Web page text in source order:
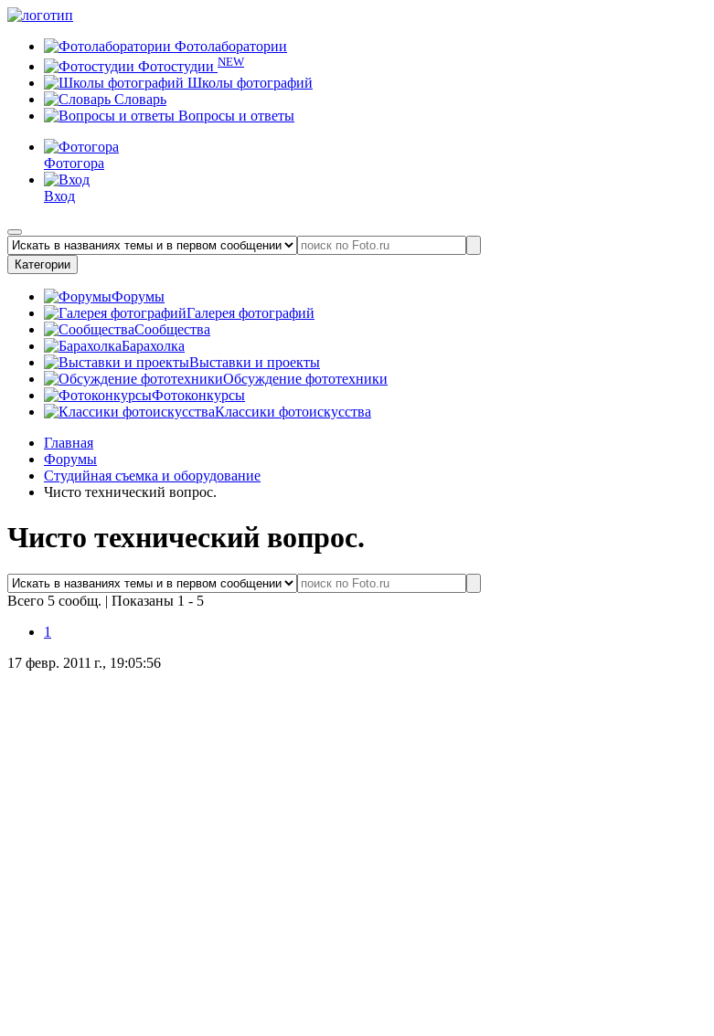
Фотолаборатории
Фотостудии NEW
Школы фотографий
Словарь
Вопросы и ответы
Фотогора
Вход
Категории
Форумы
Галерея фотографий
Сообщества
Барахолка
Выставки и проекты
Обсуждение фототехники
Фотоконкурсы
Классики фотоискусства
Главная
Форумы
Студийная съемка и оборудование
Чисто технический вопрос.
Чисто технический вопрос.
Всего 5 сообщ. | Показаны 1 - 5
1
17 февр. 2011 г., 19:05:56